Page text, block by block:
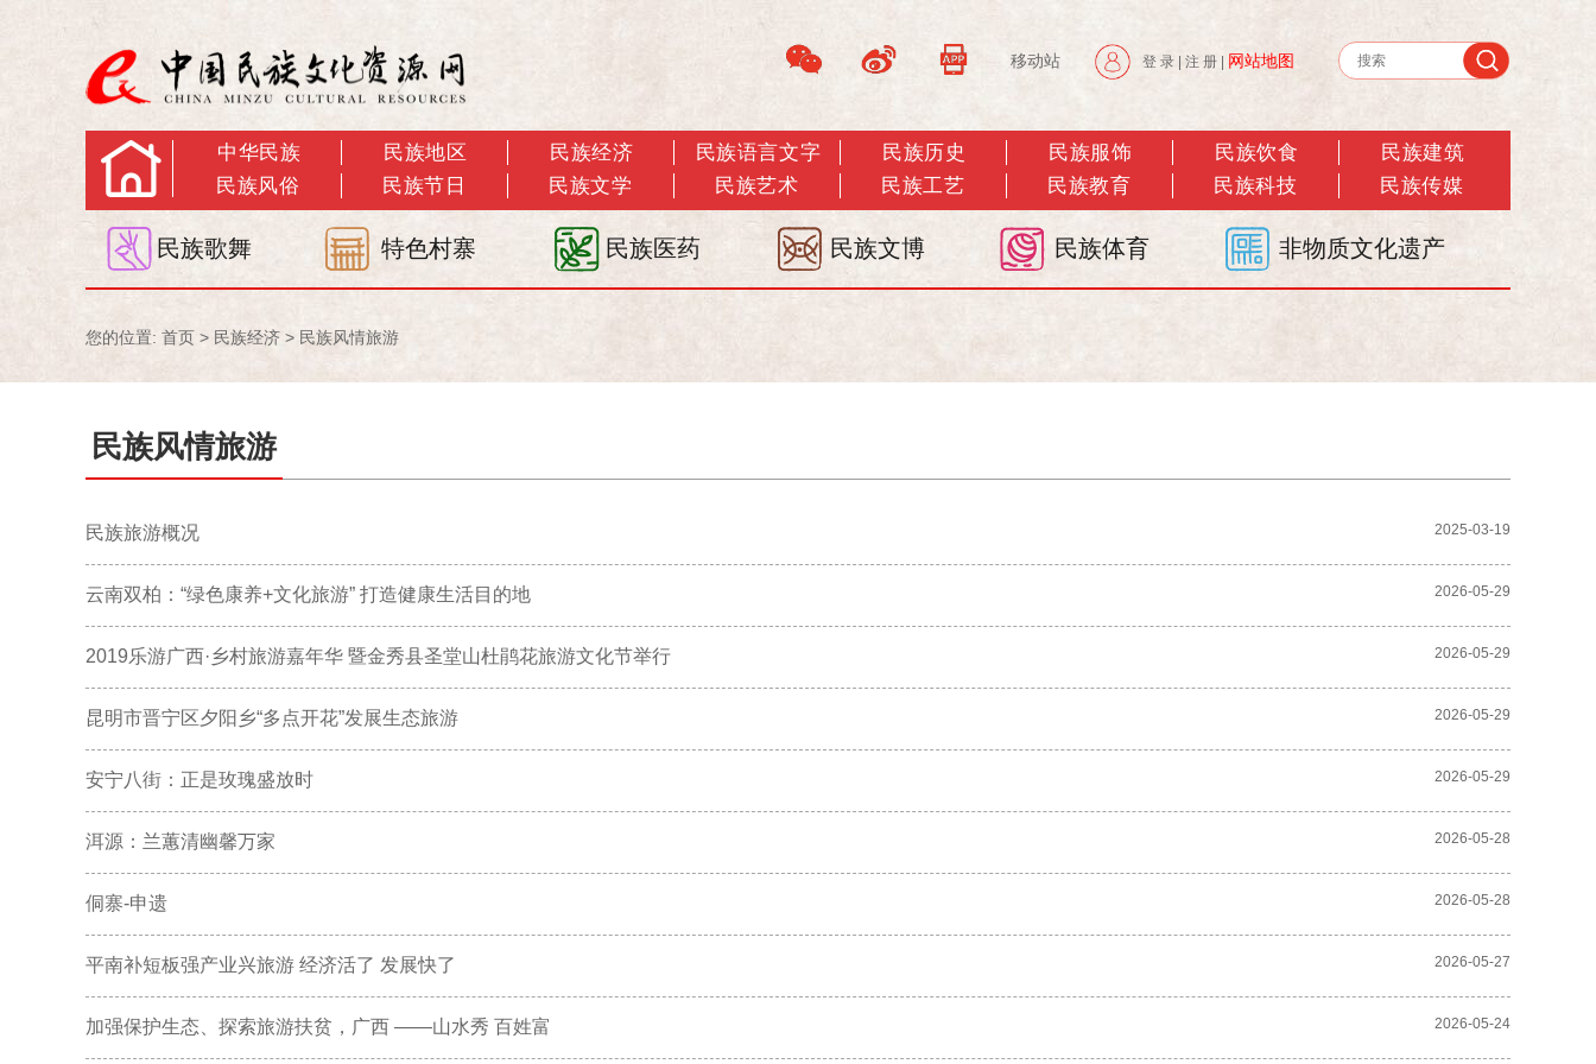
移动站 登 录 注 册 网站地图
中华民族 民族地区 民族经济 民族语言文字 民族历史 民族服饰 民族饮食
民族建筑
民族风俗
民族节日 民族文学 民族艺术 民族工艺 民族教育 民族科技 民族传媒
民族歌舞 特色村寨 民族医药 民族文博 民族体育 非物质文化遗产
您的位置: 首页 > 民族经济 > 民族风情旅游
民族风情旅游
民族旅游概况 2025-03-19
云南双柏：“绿色康养+文化旅游” 打造健康生活目的地 2026-05-29
2019乐游广西·乡村旅游嘉年华 暨金秀县圣堂山杜鹃花旅游文化节举行 2026-05-29
昆明市晋宁区夕阳乡“多点开花”发展生态旅游 2026-05-29
安宁八街：正是玫瑰盛放时 2026-05-29
洱源：兰蕙清幽馨万家 2026-05-28
侗寨-申遗 2026-05-28
平南补短板强产业兴旅游 经济活了 发展快了 2026-05-27
加强保护生态、探索旅游扶贫，广西 ——山水秀 百姓富 2026-05-24